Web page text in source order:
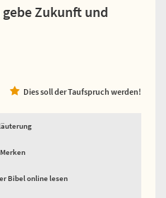
Zukunft und
Dies soll der Taufspruch werden!
Bibel online lesen